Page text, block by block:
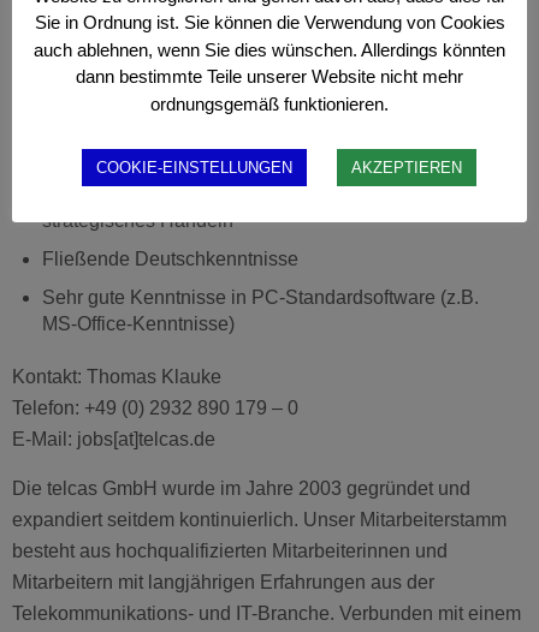
Sehr gute Englisch-Kenntnisse
Mehrjährige Berufserfahrung in relevanten
Tätigkeitsfeldern
Überzeugendes/verhandlungssicheres Auftreten
Kommunikationsstärke
strategisches Handeln
Fließende Deutschkenntnisse
Sehr gute Kenntnisse in PC-Standardsoftware (z.B.
MS-Office-Kenntnisse)
Kontakt: Thomas Klauke
Telefon: +49 (0) 2932 890 179 – 0
E-Mail: jobs[at]telcas.de
Die telcas GmbH wurde im Jahre 2003 gegründet und
expandiert seitdem kontinuierlich. Unser Mitarbeiterstamm
besteht aus hochqualifizierten Mitarbeiterinnen und
Mitarbeitern mit langjährigen Erfahrungen aus der
Telekommunikations- und IT-Branche. Verbunden mit einem
Sie in Ordnung ist. Sie können die Verwendung von Cookies
auch ablehnen, wenn Sie dies wünschen. Allerdings könnten
dann bestimmte Teile unserer Website nicht mehr
ordnungsgemäß funktionieren.
COOKIE-EINSTELLUNGEN AKZEPTIEREN